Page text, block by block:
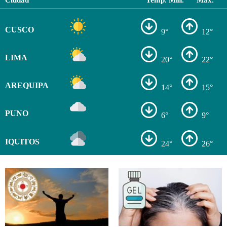
CUSCO 9° 12°
LIMA 20° 22°
AREQUIPA 14° 15°
PUNO 6° 9°
IQUITOS 24° 26°